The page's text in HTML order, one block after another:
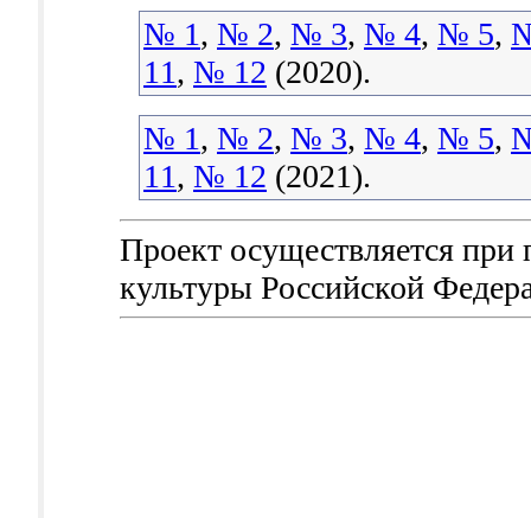
№ 1, № 2, № 3, № 4, № 5,
11, № 12 (2020).
№ 1, № 2, № 3, № 4, № 5,
11, № 12 (2021).
Проект осуществляется
культуры Российской